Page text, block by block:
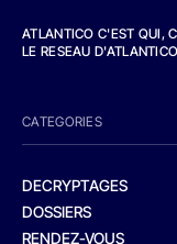
ATLANTICO C'EST QUI,
LE RESEAU D'ATLANTICO
CATEGORIES
DECRYPTAGES
DOSSIERS
RENDEZ-VOUS